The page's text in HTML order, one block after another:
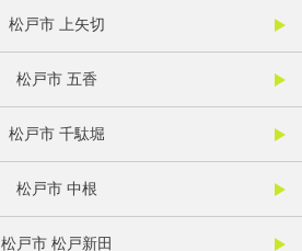
松戸市 上矢切
松戸市 五香
松戸市 千駄堀
松戸市 中根
松戸市 松戸新田